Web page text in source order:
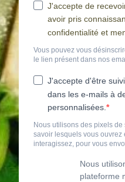
J'accepte de
avoir pris
confidentialité et
Vous pouvez vous
le lien présent dans nos
J'accepte d'être
dans les e-mails à
personnalisées.
Nous utilisons des pixels
savoir lesquels vous ouvrez
interagissez, pour vous
Nous
plateforme